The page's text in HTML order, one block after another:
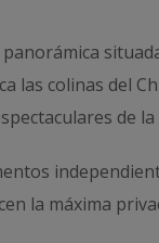
las colinas del
de la
la máxima